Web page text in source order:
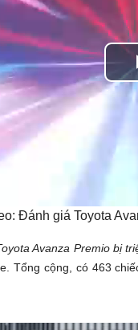
Đánh giá Toyota
Avanza Premio bị
Tổng cộng, có 463